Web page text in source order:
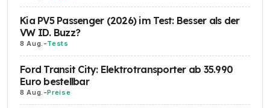
Kia PV5 Passenger (2026) im Test: Besser als der
VW ID. Buzz?
8 Aug. -Tests
Ford Transit City: Elektrotransporter ab 35.990
Euro bestellbar
8 Aug. -Preise